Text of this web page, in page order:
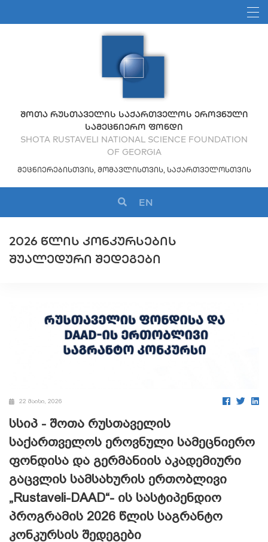
ᲨᲝᲗᲐ ᲠᲣᲡᲗᲐᲕᲔᲚᲘᲡ ᲡᲐᲥᲐᲠᲗᲕᲔᲚᲝᲡ ᲔᲠᲝᲕᲜᲣᲚᲘ
ᲡᲐᲛᲔᲪᲜᲘᲔᲠᲝ ᲤᲝᲜᲓᲘ
SHOTA RUSTAVELI NATIONAL SCIENCE FOUNDATION
OF GEORGIA
ᲛᲔᲪᲜᲘᲔᲠᲔᲑᲘᲡᲗᲕᲘᲡ, ᲛᲝᲛᲐᲕᲚᲘᲡᲗᲕᲘᲡ, ᲡᲐᲥᲐᲠᲗᲕᲔᲚᲝᲡᲗᲕᲘᲡ
EN
2026 ᲬᲚᲘᲡ ᲙᲝᲜᲙᲣᲠᲡᲔᲑᲘᲡ
ᲨᲣᲐᲚᲔᲓᲣᲠᲘ ᲨᲔᲓᲔᲒᲔᲑᲘ
22 მაისი, 2026
სსიპ - შოთა რუსთაველის
საქართველოს ეროვნული სამეცნიერო
ფონდისა და გერმანიის აკადემიური
გაცვლის სამსახურის ერთობლივი
„Rustaveli-DAAD“- ის სასტიპენდიო
პროგრამის 2026 წლის საგრანტო
კონკურსის შედეგები